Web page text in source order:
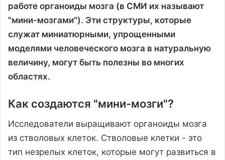
работе органоиды мозга (в СМИ их называют
"мини-мозгами"). Эти структуры, которые
служат миниатюрными, упрощенными
моделями человеческого мозга в натуральную
величину, могут быть полезны во многих
областях.
Как создаются "мини-мозги"?
Исследователи выращивают органоиды мозга
из стволовых клеток. Стволовые клетки - это
тип незрелых клеток, которые могут развиться в